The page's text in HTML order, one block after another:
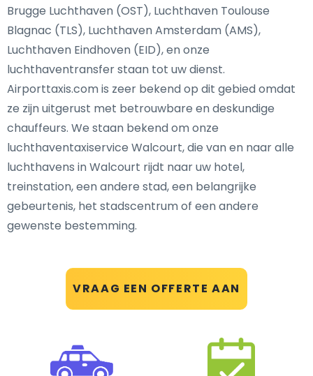
VRAAG EEN OFFERTE AAN
Brugge Luchthaven (OST), Luchthaven Toulouse
Blagnac (TLS), Luchthaven Amsterdam (AMS),
Luchthaven Eindhoven (EID), en onze
luchthaventransfer staan tot uw dienst.
Airporttaxis.com is zeer bekend op dit gebied omdat
ze zijn uitgerust met betrouwbare en deskundige
chauffeurs. We staan bekend om onze
luchthaventaxiservice Walcourt, die van en naar alle
luchthavens in Walcourt rijdt naar uw hotel,
treinstation, een andere stad, een belangrijke
gebeurtenis, het stadscentrum of een andere
gewenste bestemming.